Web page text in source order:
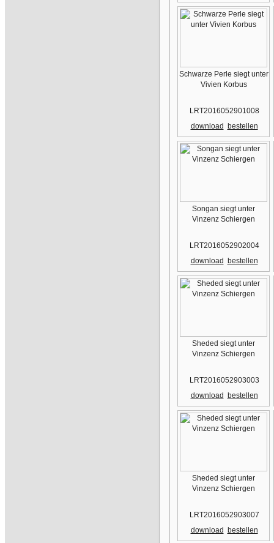
Schwarze Perle siegt unter
Vivien Korbus
LRT2016052901008
download
bestellen
Songan siegt unter
Vinzenz Schiergen
LRT2016052902004
download
bestellen
Sheded siegt unter
Vinzenz Schiergen
LRT2016052903003
download
bestellen
Sheded siegt unter
Vinzenz Schiergen
LRT2016052903007
download
bestellen